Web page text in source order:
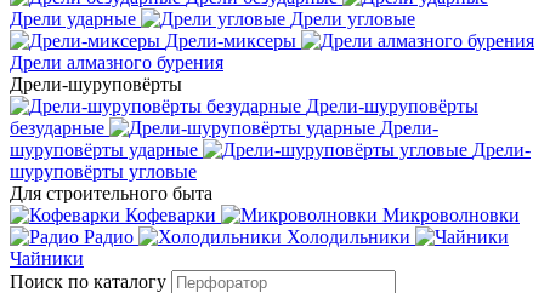
Дрели ударные
Дрели угловые
Дрели-миксеры
Дрели алмазного бурения
Дрели-шуруповёрты
Дрели-шуруповёрты
безударные
Дрели-
шуруповёрты ударные
Дрели-
шуруповёрты угловые
Для строительного быта
Кофеварки
Микроволновки
Радио
Холодильники
Чайники
Поиск по каталогу